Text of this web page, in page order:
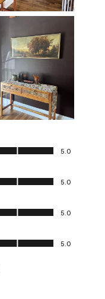
5.0
5.0
5.0
5.0